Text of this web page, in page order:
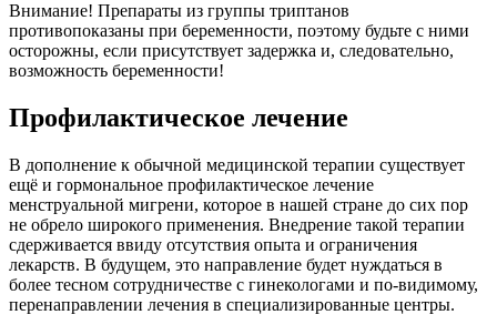
Внимание! Препараты из группы триптанов
противопоказаны при беременности, поэтому будьте с ними
осторожны, если присутствует задержка и, следовательно,
возможность беременности!
Профилактическое лечение
В дополнение к обычной медицинской терапии существует
ещё и гормональное профилактическое лечение
менструальной мигрени, которое в нашей стране до сих пор
не обрело широкого применения. Внедрение такой терапии
сдерживается ввиду отсутствия опыта и ограничения
лекарств. В будущем, это направление будет нуждаться в
более тесном сотрудничестве с гинекологами и по-видимому,
перенаправлении лечения в специализированные центры.